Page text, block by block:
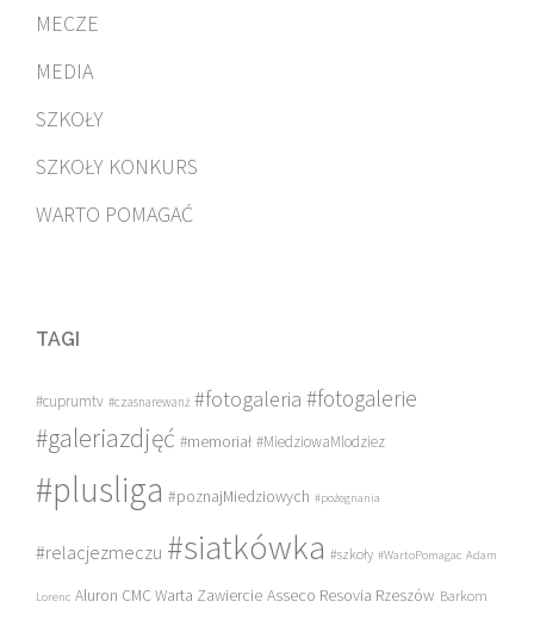
MECZE
MEDIA
SZKOŁY
SZKOŁY KONKURS
WARTO POMAGAĆ
TAGI
#cuprumtv #czasnarewanż #fotogaleria #fotogalerie
#galeriazdjęć #memoriał #MiedziowaMlodziez
#plusliga #poznajMiedziowych #pożegnania
#relacjezmeczu #siatkówka #szkoły #WartoPomagac Adam
Lorenc Aluron CMC Warta Zawiercie Asseco Resovia Rzeszów Barkom